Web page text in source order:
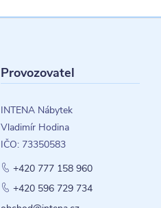
Provozovatel
INTENA Nábytek
Vladimír Hodina
IČO: 73350583
+420 777 158 960
+420 596 729 734